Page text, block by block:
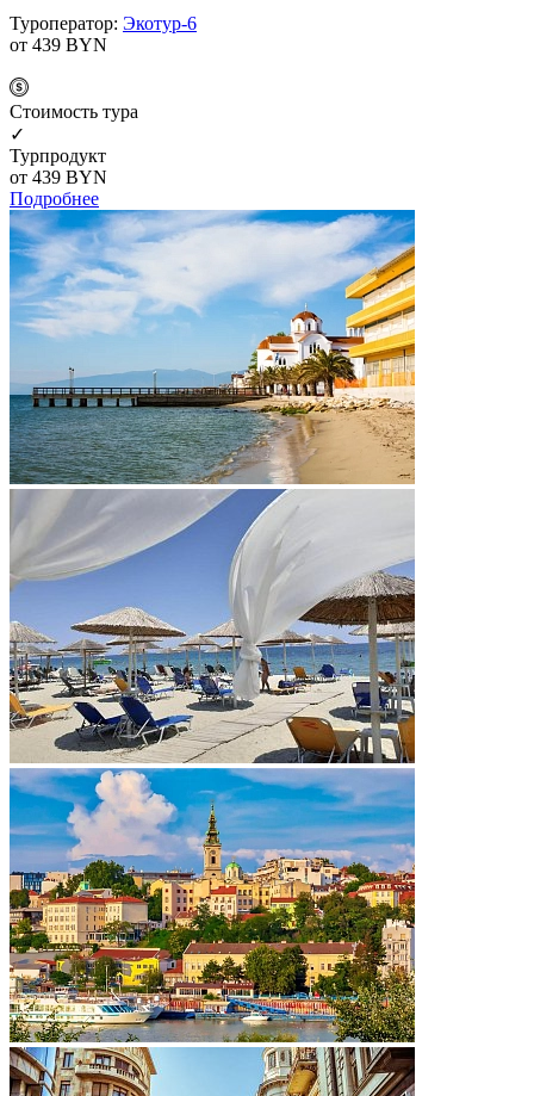
Туроператор: Экотур-6
от 439 BYN
Cтоимость тура
✓
Турпродукт
от 439 BYN
Подробнее